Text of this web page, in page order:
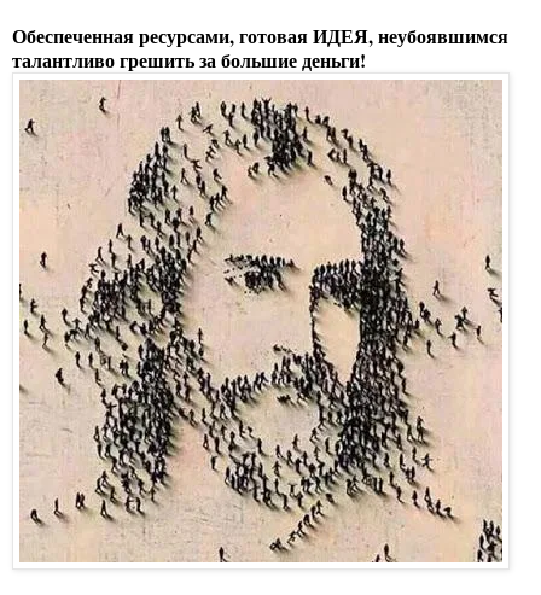
Обеспеченная ресурсами, готовая ИДЕЯ, неубоявшимся
талантливо грешить за большие деньги!